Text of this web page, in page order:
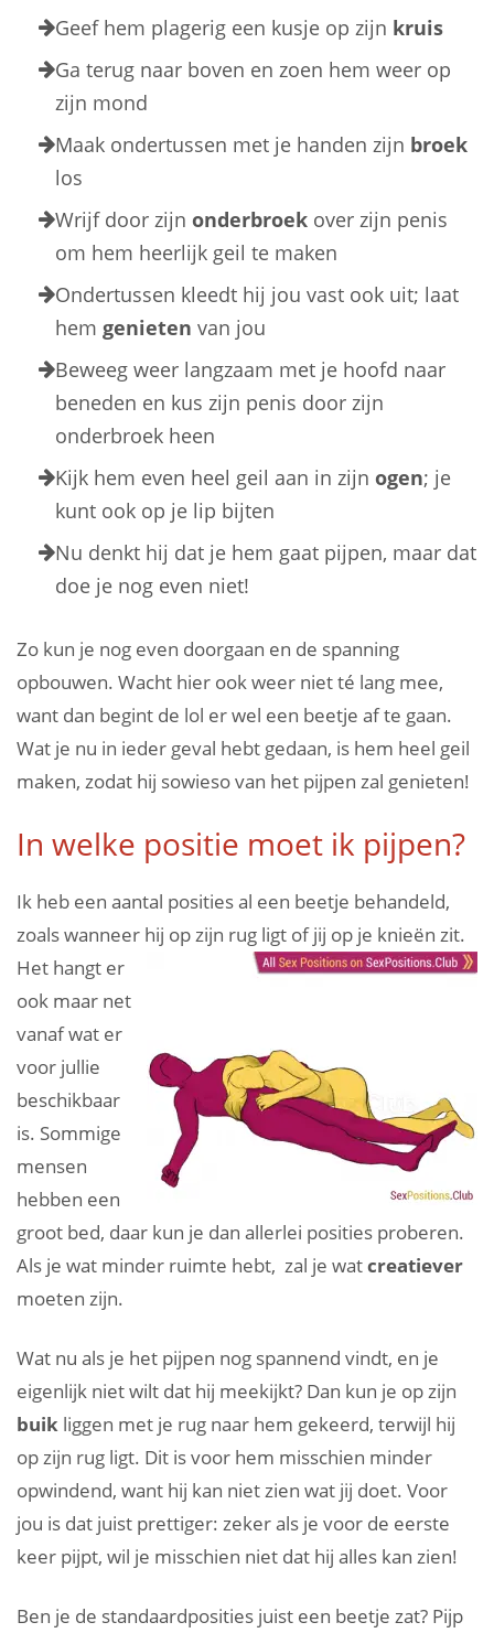
Geef hem plagerig een kusje op zijn kruis
Ga terug naar boven en zoen hem weer op
zijn mond
Maak ondertussen met je handen zijn broek
los
Wrijf door zijn onderbroek over zijn penis
om hem heerlijk geil te maken
Ondertussen kleedt hij jou vast ook uit; laat
hem genieten van jou
Beweeg weer langzaam met je hoofd naar
beneden en kus zijn penis door zijn
onderbroek heen
Kijk hem even heel geil aan in zijn ogen; je
kunt ook op je lip bijten
Nu denkt hij dat je hem gaat pijpen, maar dat
doe je nog even niet!
Zo kun je nog even doorgaan en de spanning
opbouwen. Wacht hier ook weer niet té lang mee,
want dan begint de lol er wel een beetje af te gaan.
Wat je nu in ieder geval hebt gedaan, is hem heel geil
maken, zodat hij sowieso van het pijpen zal genieten!
In welke positie moet ik pijpen?
Ik heb een aantal posities al een beetje behandeld,
zoals wanneer hij op zijn rug ligt of jij op je knieën zit.
Het hangt er
ook maar net
vanaf wat er
voor jullie
beschikbaar
is. Sommige
mensen
hebben een
groot bed, daar kun je dan allerlei posities proberen.
Als je wat minder ruimte hebt, zal je watcreatiever
moeten zijn.
Wat nu als je het pijpen nog spannend vindt, en je
eigenlijk niet wilt dat hij meekijkt? Dan kun je op zijn
buik liggen met je rug naar hem gekeerd, terwijl hij
op zijn rug ligt. Dit is voor hem misschien minder
opwindend, want hij kan niet zien wat jij doet. Voor
jou is dat juist prettiger: zeker als je voor de eerste
keer pijpt, wil je misschien niet dat hij alles kan zien!
Ben je de standaardposities juist een beetje zat? Pijp